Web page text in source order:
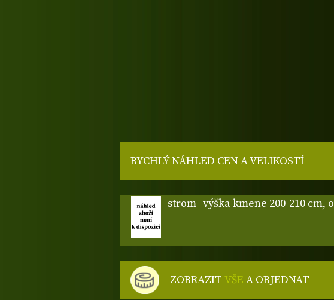
RYCHLÝ NÁHLED CEN A VELIKOSTÍ
strom výška kmene 200-210 cm,
ZOBRAZITVŠE A OBJEDNAT